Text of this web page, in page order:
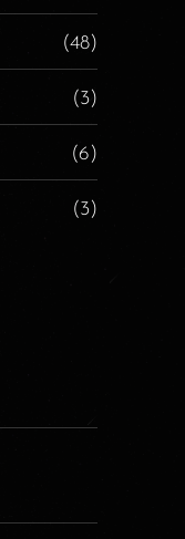
(48)
(3)
(6)
(3)